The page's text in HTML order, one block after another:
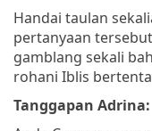
Handai taulan
pertanyaan
gamblang sekali
rohani Iblis
Tanggapan Adrina: